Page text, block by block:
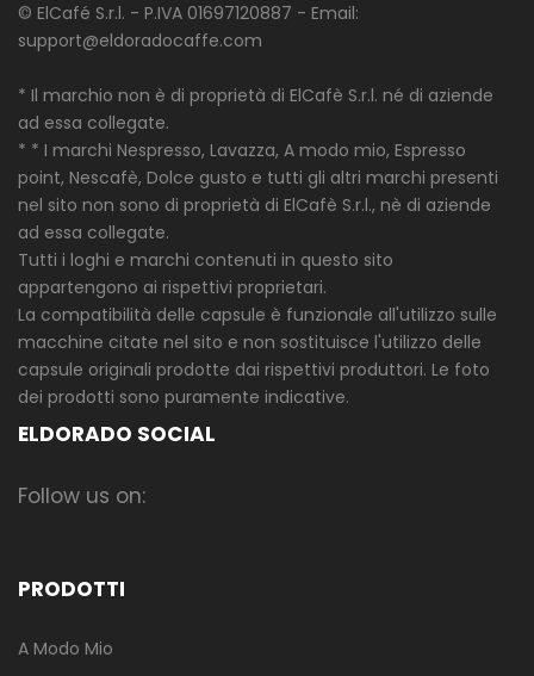
© ElCafé S.r.l. - P.IVA 01697120887 - Email:
support@eldoradocaffe.com
* Il marchio non è di proprietà di ElCafè S.r.l. né di aziende
ad essa collegate.
* * I marchi Nespresso, Lavazza, A modo mio, Espresso
point, Nescafè, Dolce gusto e tutti gli altri marchi presenti
nel sito non sono di proprietà di ElCafè S.r.l., nè di aziende
ad essa collegate.
Tutti i loghi e marchi contenuti in questo sito
appartengono ai rispettivi proprietari.
La compatibilità delle capsule è funzionale all'utilizzo sulle
macchine citate nel sito e non sostituisce l'utilizzo delle
capsule originali prodotte dai rispettivi produttori. Le foto
dei prodotti sono puramente indicative.
ELDORADO SOCIAL
Follow us on:
PRODOTTI
A Modo Mio